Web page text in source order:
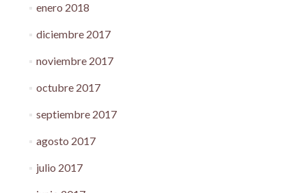
enero 2018
diciembre 2017
noviembre 2017
octubre 2017
septiembre 2017
agosto 2017
julio 2017